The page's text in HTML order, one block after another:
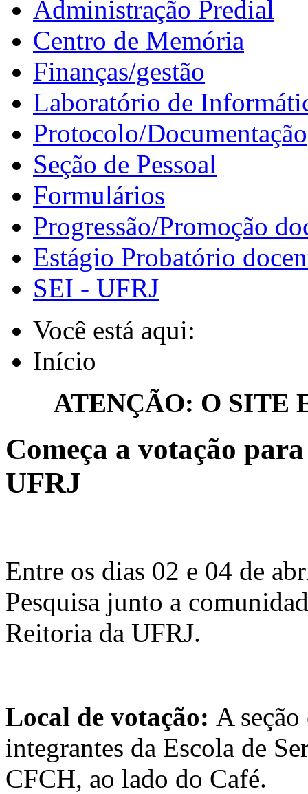
Administração Predial
Centro de Memória
Finanças/gestão
Laboratório de
Protocolo/Documentação
Seção de Pessoal
Formulários
Progressão/Promoção
Estágio Probatório
SEI - UFRJ
Você está aqui:
Início
ATENÇÃO: O SITE
Começa a votação
UFRJ
Entre os dias 02 e 04 de
Pesquisa junto a
Reitoria da UFRJ.
Local de votação: A
integrantes da Escola de
CFCH, ao lado do Café.